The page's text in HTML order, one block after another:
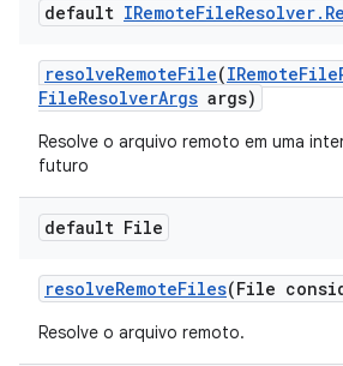
default IRemoteFileResolver.
resolveRemoteFile(IRemoteFile
FileResolverArgs args)
Resolve o arquivo remoto em uma
futuro
default File
resolveRemoteFiles(File
Resolve o arquivo remoto.